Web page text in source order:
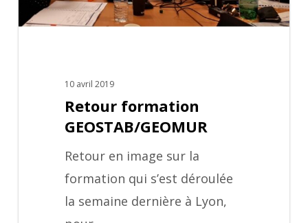
10 avril 2019
Retour formation
GEOSTAB/GEOMUR
Retour en image sur la
formation qui s’est déroulée
la semaine dernière à Lyon,